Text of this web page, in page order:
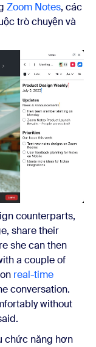
Zoom Notes, các
trò chuyện và
counterparts,
share their
she can then
a couple of
real-time
conversation.
without
chức năng hơn